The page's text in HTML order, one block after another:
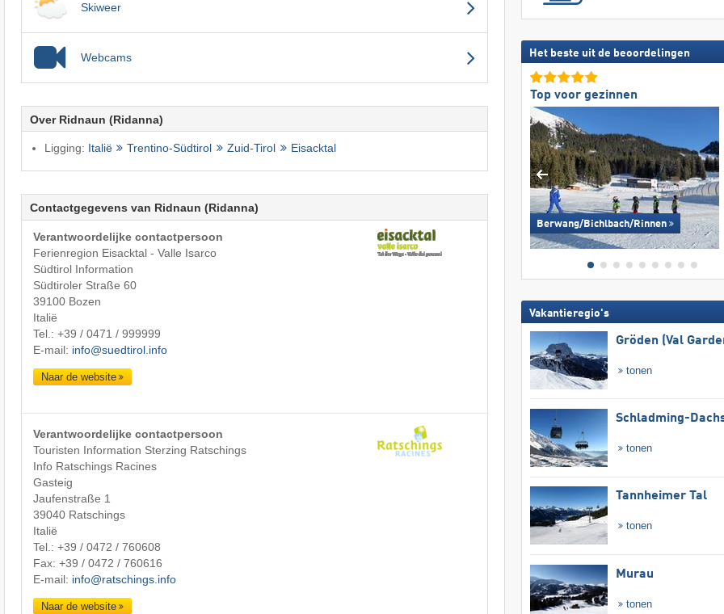
Skiweer
Webcams
Over Ridnaun (Ridanna)
Ligging: Italië Trentino-Südtirol Zuid-Tirol Eisacktal
Contactgegevens van Ridnaun (Ridanna)
Verantwoordelijke contactpersoon
Ferienregion Eisacktal - Valle Isarco
Südtirol Information
Südtiroler Straße 60
39100 Bozen
Italië
Tel.: +39 / 0471 / 999999
E-mail: info@suedtirol.info
Naar de website
Verantwoordelijke contactpersoon
Touristen Information Sterzing Ratschings
Info Ratschings Racines
Gasteig
Jaufenstraße 1
39040 Ratschings
Italië
Tel.: +39 / 0472 / 760608
Fax: +39 / 0472 / 760616
E-mail: info@ratschings.info
Naar de website
Het beste uit de beoordelingen
Top voor gezinnen
Berwang/​Bichlbach/​Rinnen
Vakantieregio's
Gröden (Val
tonen
Schladming-
tonen
Tannheimer Tal
tonen
Murau
tonen